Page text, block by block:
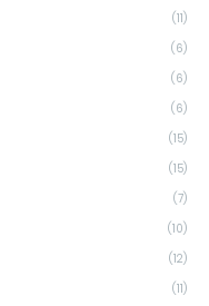
(11)
(6)
(6)
(6)
(15)
(15)
(7)
(10)
(12)
(11)